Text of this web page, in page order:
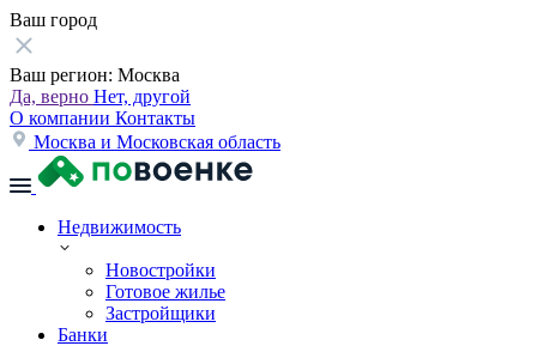
Ваш город
Ваш регион: Москва
Да, верно Нет, другой
О компании Контакты
Москва и Московская область
Недвижимость
Новостройки
Готовое жилье
Застройщики
Банки